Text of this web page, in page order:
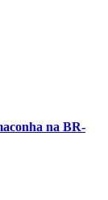
na BR-